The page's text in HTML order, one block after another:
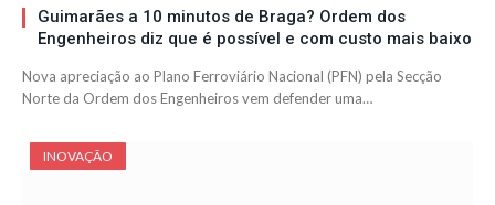
Guimarães a 10 minutos de Braga? Ordem dos
Engenheiros diz que é possível e com custo mais baixo
Nova apreciação ao Plano Ferroviário Nacional (PFN) pela Secção
Norte da Ordem dos Engenheiros vem defender uma…
INOVAÇÃO